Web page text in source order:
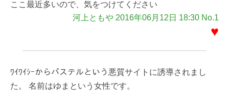
ここ最近多いので、気をつけてください
河上ともや 2016年06月12日 18:30 No.1
♥
ﾜｲﾜｲｼｰからパステルという悪質サイトに誘導されまし
た。 名前はゆまという女性です。